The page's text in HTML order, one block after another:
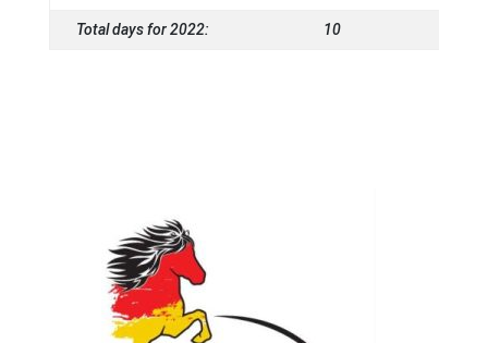
Total days for 2022: 10